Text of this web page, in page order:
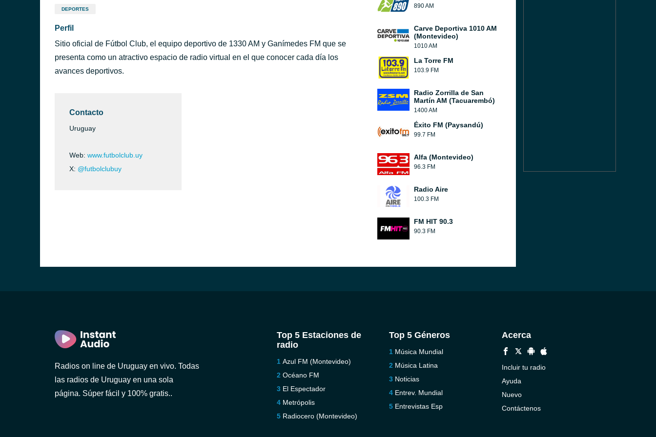
DEPORTES
Perfil
Sitio oficial de Fútbol Club, el equipo deportivo de 1330 AM y Ganímedes FM que se
presenta como un atractivo espacio de radio virtual en el que conocer cada día los
avances deportivos.
Contacto
Uruguay
Web: www.futbolclub.uy
X: @futbolclubuy
890 AM
Carve Deportiva 1010 AM
(Montevideo)
1010 AM
La Torre FM
103.9 FM
Radio Zorrilla de San
Martín AM (Tacuarembó)
1400 AM
Éxito FM (Paysandú)
99.7 FM
Alfa (Montevideo)
96.3 FM
Radio Aire
100.3 FM
FM HIT 90.3
90.3 FM
Radios on line de Uruguay en vivo. Todas
las radios de Uruguay en una sola
página. Súper fácil y 100% gratis..
Top 5 Estaciones de
radio
Azul FM (Montevideo)
Océano FM
El Espectador
Metrópolis
Radiocero (Montevideo)
Top 5 Géneros
Música Mundial
Música Latina
Noticias
Entrev. Mundial
Entrevistas Esp
Acerca
Incluir tu radio
Ayuda
Nuevo
Contáctenos